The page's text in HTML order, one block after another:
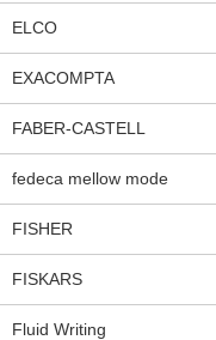
ELCO
EXACOMPTA
FABER-CASTELL
fedeca mellow mode
FISHER
FISKARS
Fluid Writing